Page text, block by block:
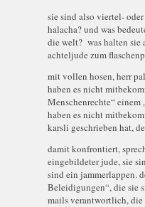
sie sind also viertel-
halacha? und was
die welt? was halten sie
achteljude zum
mit vollen hosen, herr
haben es nicht
Menschenrechte“ einem
haben es nicht
karsli geschrieben hat,
damit konfrontiert,
eingebildeter jude, sie
sind ein jammerlappen.
Beleidigungen“, die sie
mails verantwortlich, die